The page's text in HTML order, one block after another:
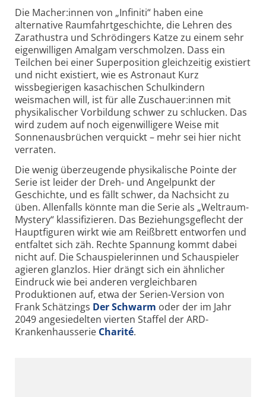
Die Macher:innen von „Infiniti“ haben eine
alternative Raumfahrtgeschichte, die Lehren des
Zarathustra und Schrödingers Katze zu einem sehr
eigenwilligen Amalgam verschmolzen. Dass ein
Teilchen bei einer Superposition gleichzeitig existiert
und nicht existiert, wie es Astronaut Kurz
wissbegierigen kasachischen Schulkindern
weismachen will, ist für alle Zuschauer:innen mit
physikalischer Vorbildung schwer zu schlucken. Das
wird zudem auf noch eigenwilligere Weise mit
Sonnenausbrüchen verquickt – mehr sei hier nicht
verraten.
Die wenig überzeugende physikalische Pointe der
Serie ist leider der Dreh- und Angelpunkt der
Geschichte, und es fällt schwer, da Nachsicht zu
üben. Allenfalls könnte man die Serie als „Weltraum-
Mystery“ klassifizieren. Das Beziehungsgeflecht der
Hauptfiguren wirkt wie am Reißbrett entworfen und
entfaltet sich zäh. Rechte Spannung kommt dabei
nicht auf. Die Schauspielerinnen und Schauspieler
agieren glanzlos. Hier drängt sich ein ähnlicher
Eindruck wie bei anderen vergleichbaren
Produktionen auf, etwa der Serien-Version von
Frank Schätzings Der Schwarm oder der im Jahr
2049 angesiedelten vierten Staffel der ARD-
Krankenhausserie Charité.